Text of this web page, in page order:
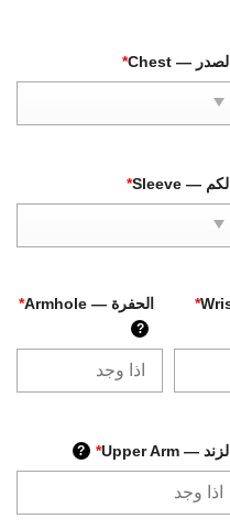
الصدر — Chest *
الكم — Sleeve *
الحفرة — Armhole *
?
*
الزند — Upper Arm *
?